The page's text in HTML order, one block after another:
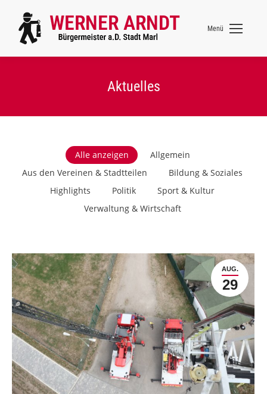
Menü
Aktuelles
Alle anzeigen
Allgemein
Aus den Vereinen & Stadtteilen
Bildung & Soziales
Highlights
Politik
Sport & Kultur
Verwaltung & Wirtschaft
AUG.
29